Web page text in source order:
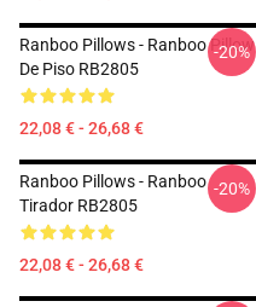
Ranboo Pillows - Ranboo Pillow
De Piso RB2805
22,08 € - 26,68 €
-20%
Ranboo Pillows - Ranboo
Tirador RB2805
22,08 € - 26,68 €
-20%